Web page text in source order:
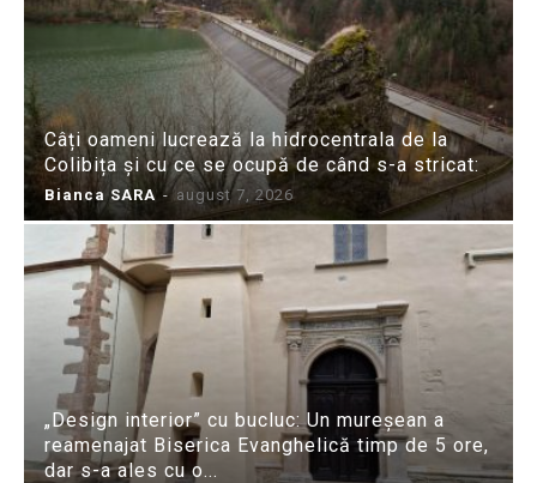
Câți oameni lucrează la hidrocentrala de la
Colibița și cu ce se ocupă de când s-a stricat:
Bianca SARA - august 7, 2026
„Design interior” cu bucluc: Un mureșean a
reamenajat Biserica Evanghelică timp de 5 ore,
dar s-a ales cu o...